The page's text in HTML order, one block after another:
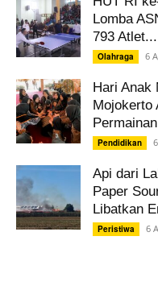
Lomba
793 Atlet...
Olahraga 6
Hari Anak
Mojokerto
Pendidikan
Api dari
Paper
Libatkan
Peristiwa 6